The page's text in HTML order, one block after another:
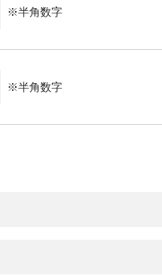
※半角数字
※半角数字